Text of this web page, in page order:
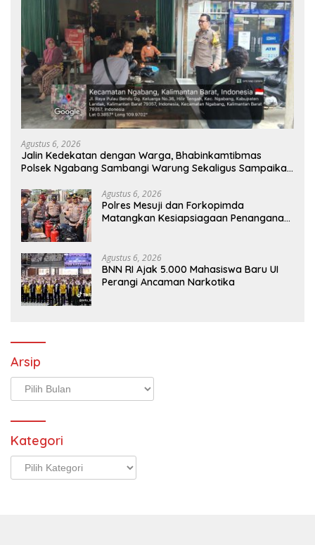
Agustus 6, 2026
Jalin Kedekatan dengan Warga, Bhabinkamtibmas
Polsek Ngabang Sambangi Warung Sekaligus Sampaikan
Agustus 6, 2026
Polres Mesuji dan Forkopimda
Matangkan Kesiapsiagaan Penanganan
Agustus 6, 2026
BNN RI Ajak 5.000 Mahasiswa Baru UI
Perangi Ancaman Narkotika
Arsip
Arsip
Kategori
Kategori